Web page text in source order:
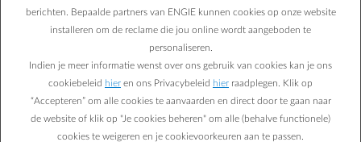
Sébastien V.
Telewerk is opnieuw de norm voor het einde van dit jaar.
Hoe lang nog? Dat weet niemand. Dat alles heeft een
impact op ons energieverbruik. Maar hoe groot is die
berichten. Bepaalde partners van ENGIE kunnen cookies op onze website
installeren om de reclame die jou online wordt aangeboden te
personaliseren.
Indien je meer informatie wenst over ons gebruik van cookies kan je ons
cookiebeleid hier en ons Privacybeleid hier raadplegen. Klik op
“Accepteren” om alle cookies te aanvaarden en direct door te gaan naar
de website of klik op "Je cookies beheren" om alle (behalve functionele)
cookies te weigeren en je cookievoorkeuren aan te passen.